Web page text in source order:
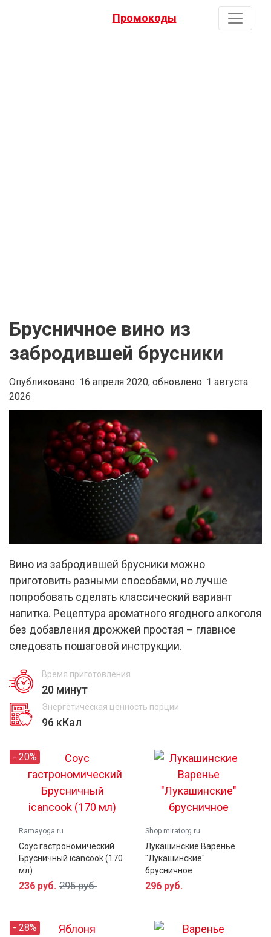
Промокоды
Брусничное вино из
забродившей брусники
Опубликовано: 16 апреля 2020, обновлено: 1 августа
2026
Вино из забродившей брусники можно
приготовить разными способами, но лучше
попробовать сделать классический вариант
напитка. Рецептура ароматного ягодного алкоголя
без добавления дрожжей простая – главное
следовать пошаговой инструкции.
Время приготовления
20 минут
Энергетическая ценность порции
96 кКал
- 20%
Ramayoga.ru
Соус гастрономический
Брусничный icancook (170
мл)
236 руб. 295 руб.
Shop.miratorg.ru
Лукашинские Варенье
"Лукашинские"
брусничное
296 руб.
- 28%